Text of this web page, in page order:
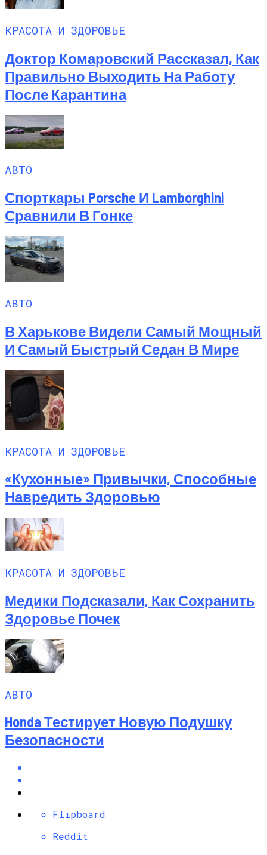
КРАСОТА И ЗДОРОВЬЕ
Доктор Комаровский Рассказал, Как
Правильно Выходить На Работу
После Карантина
АВТО
Спорткары Porsche И Lamborghini
Сравнили В Гонке
АВТО
В Харькове Видели Самый Мощный
И Самый Быстрый Седан В Мире
КРАСОТА И ЗДОРОВЬЕ
«Кухонные» Привычки, Способные
Навредить Здоровью
КРАСОТА И ЗДОРОВЬЕ
Медики Подсказали, Как Сохранить
Здоровье Почек
АВТО
Honda Тестирует Новую Подушку
Безопасности
Flipboard
Reddit